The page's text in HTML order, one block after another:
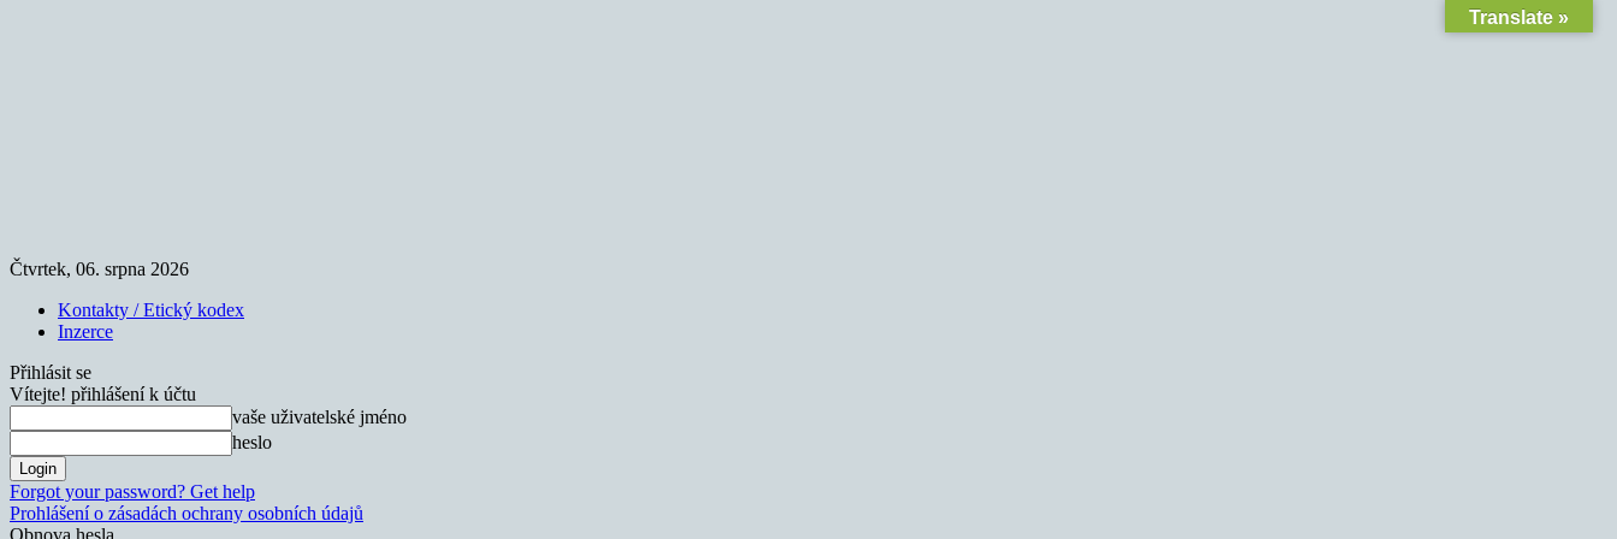
Čtvrtek, 06. srpna 2026
Kontakty / Etický kodex
Inzerce
Přihlásit se
Vítejte! přihlášení k účtu
vaše uživatelské jméno
heslo
Forgot your password? Get help
Prohlášení o zásadách ochrany osobních údajů
Obnova hesla
Translate »